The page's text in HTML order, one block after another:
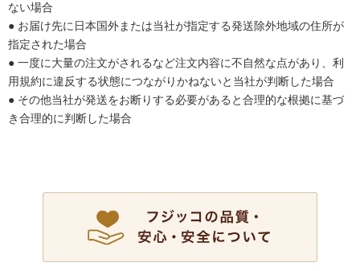
ない場合
● お届け先に日本国外または当社が指定する発送除外地域の住所が
指定された場合
● 一度に大量の注文がされるなど注文内容に不自然な点があり、利
用規約に違反する状態につながりかねないと当社が判断した場合
● その他当社が発送をお断りする必要があると合理的な根拠に基づ
き合理的に判断した場合